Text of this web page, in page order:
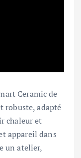
Ceramic de
robuste, adapté
chaleur et
appareil dans
un atelier,